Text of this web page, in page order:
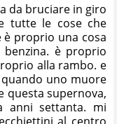
da bruciare in giro
tutte le cose che
è proprio una cosa
è proprio
alla rambo. e
uno muore
questa supernova,
anni settanta. mi
al centro